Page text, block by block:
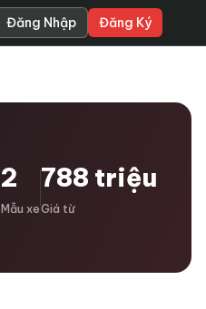
Đăng Nhập Đăng Ký
2
Mẫu xe
788 triệu
Giá từ